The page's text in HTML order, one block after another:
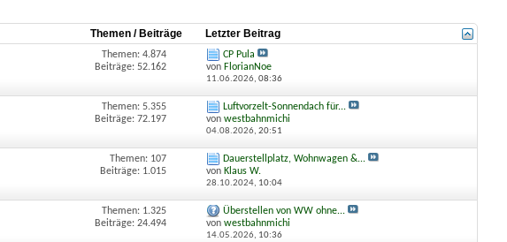
Themen / Beiträge Letzter Beitrag
Themen: 4.874
Beiträge: 52.162
CP Pula
von FlorianNoe
11.06.2026,08:36
Themen: 5.355
Beiträge: 72.197
Luftvorzelt-Sonnendach für...
vonwestbahnmichi
04.08.2026,20:51
Themen: 107
Beiträge: 1.015
Dauerstellplatz, Wohnwagen &...
von Klaus W.
28.10.2024, 10:04
Themen: 1.325
Beiträge: 24.494
Überstellen von WW ohne...
vonwestbahnmichi
14.05.2026, 10:36